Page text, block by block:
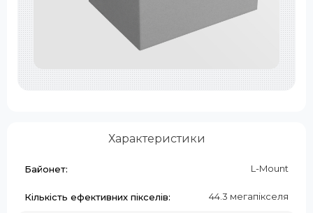
Характеристики
Байонет: L-Mount
Кількість ефективних пікселів: 44.3 мегапікселя